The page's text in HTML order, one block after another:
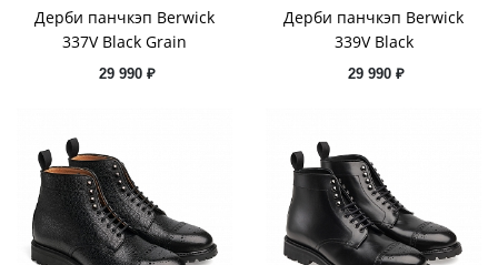
Дерби панчкэп Berwick
337V Black Grain
29 990 ₽
Дерби панчкэп Berwick
339V Black
29 990 ₽